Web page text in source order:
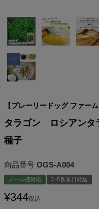
【プレーリードッグ ファー
タラゴン ロシアンタ
種子
商品番号 OGS-A004
メール便対応 3~5営業日発送
¥344税込